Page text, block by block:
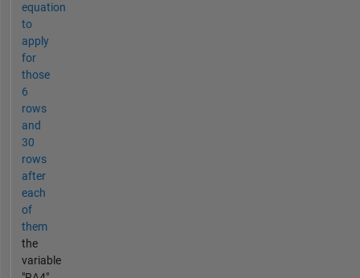
equation
to
apply
for
those
6
rows
and
30
rows
after
each
of
them
the
variable